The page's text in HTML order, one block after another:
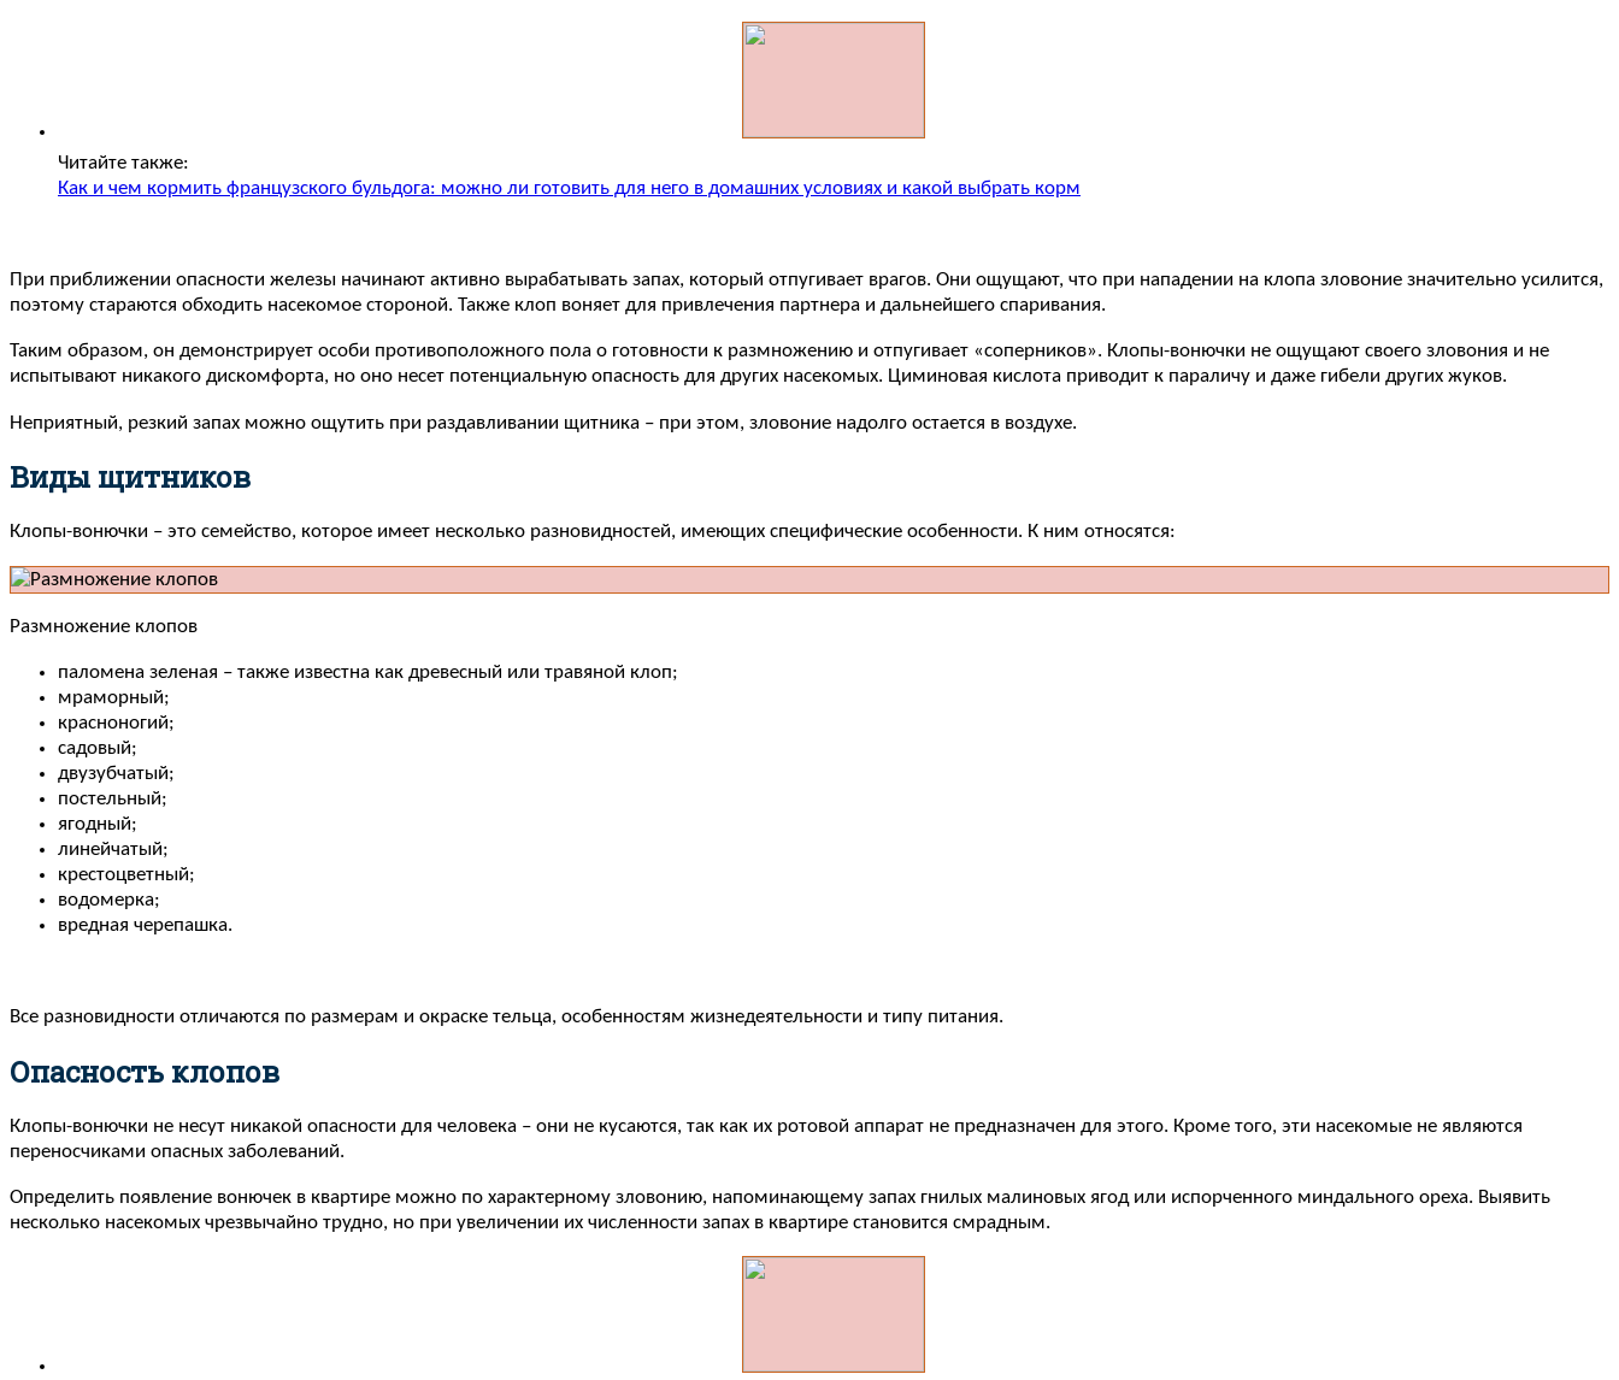
Читайте также:
Как и чем кормить французского бульдога: можно ли готовить для него в домашних условиях и какой выбрать корм
При приближении опасности железы начинают активно вырабатывать запах, который отпугивает врагов. Они ощущают, что при нападении на клопа зловоние значительно усилится,
поэтому стараются обходить насекомое стороной. Также клоп воняет для привлечения партнера и дальнейшего спаривания.
Таким образом, он демонстрирует особи противоположного пола о готовности к размножению и отпугивает «соперников». Клопы-вонючки не ощущают своего зловония и не
испытывают никакого дискомфорта, но оно несет потенциальную опасность для других насекомых. Циминовая кислота приводит к параличу и даже гибели других жуков.
Неприятный, резкий запах можно ощутить при раздавливании щитника – при этом, зловоние надолго остается в воздухе.
Виды щитников
Клопы-вонючки – это семейство, которое имеет несколько разновидностей, имеющих специфические особенности. К ним относятся:
Размножение клопов
паломена зеленая – также известна как древесный или травяной клоп;
мраморный;
красноногий;
садовый;
двузубчатый;
постельный;
ягодный;
линейчатый;
крестоцветный;
водомерка;
вредная черепашка.
Все разновидности отличаются по размерам и окраске тельца, особенностям жизнедеятельности и типу питания.
Опасность клопов
Клопы-вонючки не несут никакой опасности для человека – они не кусаются, так как их ротовой аппарат не предназначен для этого. Кроме того, эти насекомые не являются
переносчиками опасных заболеваний.
Определить появление вонючек в квартире можно по характерному зловонию, напоминающему запах гнилых малиновых ягод или испорченного миндального ореха. Выявить
несколько насекомых чрезвычайно трудно, но при увеличении их численности запах в квартире становится смрадным.